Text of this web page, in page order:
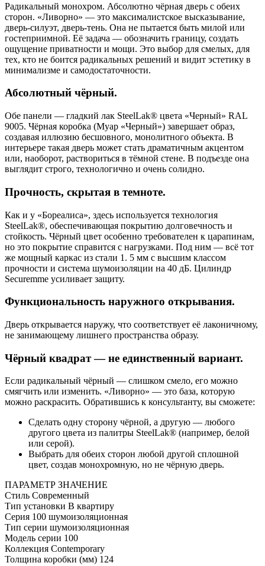
Радикальный монохром. Абсолютно чёрная дверь с обеих
сторон. «Ливорно» — это максималистское высказывание,
дверь-силуэт, дверь-тень. Она не пытается быть милой или
гостеприимной. Её задача — обозначить границу, создать
ощущение приватности и мощи. Это выбор для смелых, для
тех, кто не боится радикальных решений и видит эстетику в
минимализме и самодостаточности.
Абсолютный чёрный.
Обе панели — гладкий лак SteelLak® цвета «Черный» RAL
9005. Чёрная коробка (Муар «Черный») завершает образ,
создавая иллюзию бесшовного, монолитного объекта. В
интерьере такая дверь может стать драматичным акцентом
или, наоборот, раствориться в тёмной стене. В подъезде она
выглядит строго, технологично и очень солидно.
Прочность, скрытая в темноте.
Как и у «Бореалиса», здесь используется технология
SteelLak®, обеспечивающая покрытию долговечность и
стойкость. Чёрный цвет особенно требователен к царапинам,
но это покрытие справится с нагрузками. Под ним — всё тот
же мощный каркас из стали 1. 5 мм с высшим классом
прочности и система шумоизоляции на 40 дБ. Цилиндр
Securemme усиливает защиту.
Функциональность наружного открывания.
Дверь открывается наружу, что соответствует её лаконичному,
не занимающему лишнего пространства образу.
Чёрный квадрат — не единственный вариант.
Если радикальный чёрный — слишком смело, его можно
смягчить или изменить. «Ливорно» — это база, которую
можно раскрасить. Обратившись к консультанту, вы сможете:
Сделать одну сторону чёрной, а другую — любого
другого цвета из палитры SteelLak® (например, белой
или серой).
Выбрать для обеих сторон любой другой сплошной
цвет, создав монохромную, но не чёрную дверь.
ПАРАМЕТР ЗНАЧЕНИЕ
Стиль Современный
Тип установки В квартиру
Серия 100 шумоизоляционная
Тип серии шумоизоляционная
Модель серии 100
Коллекция Contemporary
Толщина коробки (мм) 124